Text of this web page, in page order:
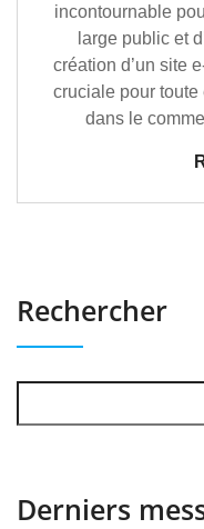
incontournable
large public et
création d’un site
cruciale pour
dans le
Rechercher
Derniers